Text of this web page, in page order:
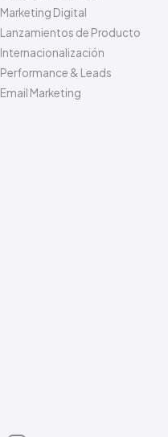
Marketing Digital
Lanzamientos de Producto
Internacionalización
Performance & Leads
Email Marketing